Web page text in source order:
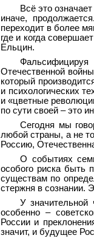
Всё это
иначе,
переходит в более
где и когда
Ельцин.
Фальсифицируя
Отечественной
который
и психологических
и «цветные
по сути своей – это
Сегодня мы
любой страны, а не
Россию,
О событиях
особого риска быть
существам по
стержня в сознании.
У
особенно –
России и
значит, и будущее